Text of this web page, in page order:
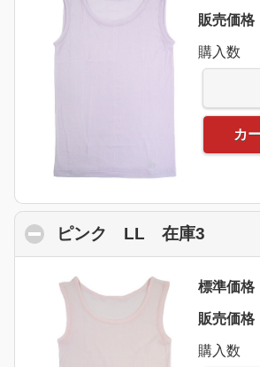
販売価格
購入数
カ
ピンク LL 在庫3
標準価格
販売価格
購入数